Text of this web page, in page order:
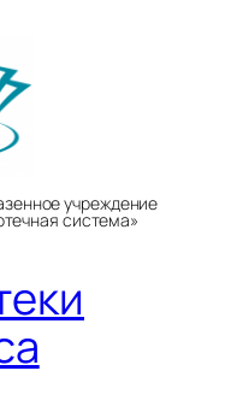
учреждение
система»